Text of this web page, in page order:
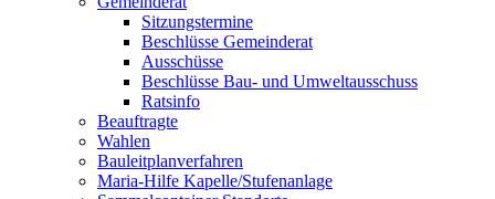
Sitzungstermine
Beschlüsse Gemeinderat
Ausschüsse
Beschlüsse Bau- und Umweltausschuss
Ratsinfo
Beauftragte
Wahlen
Bauleitplanverfahren
Maria-Hilfe Kapelle/Stufenanlage